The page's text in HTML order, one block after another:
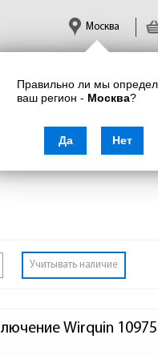
Правильно ли мы
ваш регион - Москва?
Да Нет
Москва
Учитывать наличие
Wirquin